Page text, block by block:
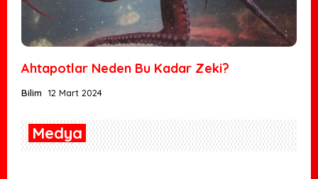
Ahtapotlar Neden Bu Kadar Zeki?
Bilim 12 Mart 2024
Medya